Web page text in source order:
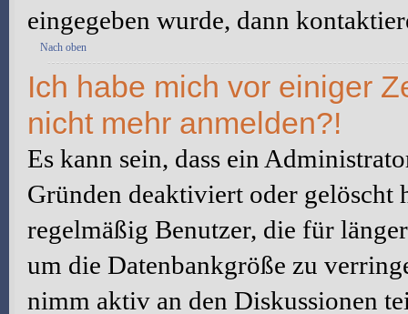
eingegeben wurde, dann
Nach oben
Ich habe mich vor einiger
nicht mehr anmelden?!
Es kann sein, dass ein
Gründen deaktiviert oder gelöscht
regelmäßig Benutzer, die für
um die Datenbankgröße zu
nimm aktiv an den Diskussionen